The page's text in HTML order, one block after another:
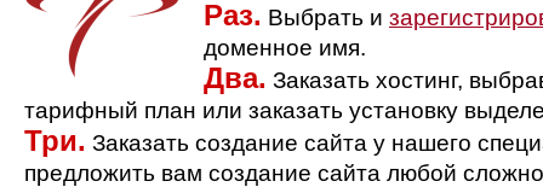
Раз. Выбрать и
доменное имя.
Два. Заказать хостинг,
тарифный план или заказать установку
Три. Заказать создание сайта у нашего
предложить вам создание сайта любой